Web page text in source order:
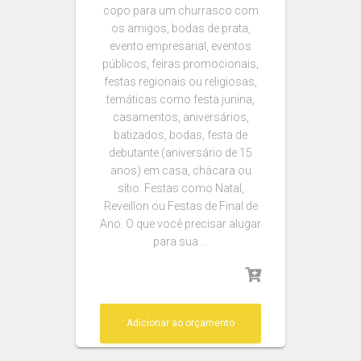
copo para um churrasco com
os amigos, bodas de prata,
evento empresarial, eventos
públicos, feiras promocionais,
festas regionais ou religiosas,
temáticas como festa junina,
casamentos, aniversários,
batizados, bodas, festa de
debutante (aniversário de 15
anos) em casa, chácara ou
sítio. Festas como Natal,
Reveillon ou Festas de Final de
Ano. O que você precisar alugar
para sua …
Adicionar ao orçamento